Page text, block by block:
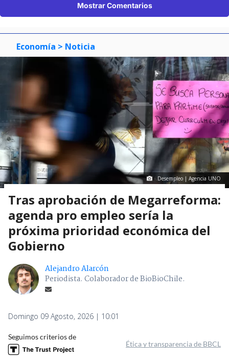
Mostrar Comentarios
Economía > Noticia
Desempleo | Agencia UNO
Tras aprobación de Megarreforma:
agenda pro empleo sería la
próxima prioridad económica del
Gobierno
Alejandro Alarcón
Periodista. Colaborador de BioBioChile.
Domingo 09 Agosto, 2026 | 10:01
Seguimos criterios de
Ética y transparencia de BBCL